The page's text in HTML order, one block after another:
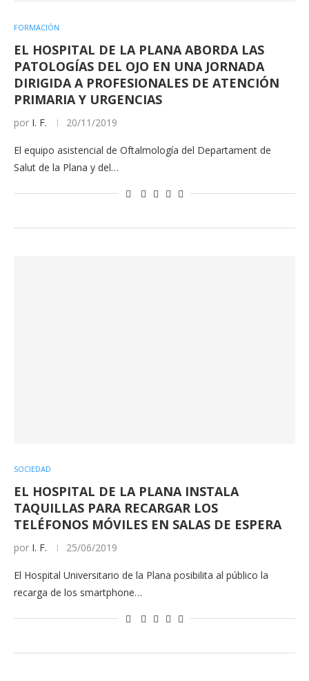
FORMACIÓN
EL HOSPITAL DE LA PLANA ABORDA LAS
PATOLOGÍAS DEL OJO EN UNA JORNADA
DIRIGIDA A PROFESIONALES DE ATENCIÓN
PRIMARIA Y URGENCIAS
por I. F. 20/11/2019
El equipo asistencial de Oftalmología del Departament de
Salut de la Plana y del…
SOCIEDAD
EL HOSPITAL DE LA PLANA INSTALA
TAQUILLAS PARA RECARGAR LOS
TELÉFONOS MÓVILES EN SALAS DE ESPERA
por I. F. 25/06/2019
El Hospital Universitario de la Plana posibilita al público la
recarga de los smartphone…